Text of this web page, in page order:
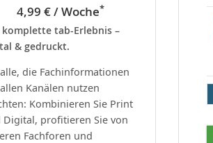
4,99 € / Woche*
komplette tab-Erlebnis –
& gedruckt.
die Fachinformationen
Kanälen nutzen
Kombinieren Sie Print
Digital, profitieren Sie von
Fachforen und